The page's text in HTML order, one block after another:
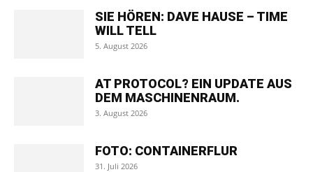
SIE HÖREN: DAVE HAUSE – TIME
WILL TELL
5. August 2026
AT PROTOCOL? EIN UPDATE AUS
DEM MASCHINENRAUM.
3. August 2026
FOTO: CONTAINERFLUR
31. Juli 2026